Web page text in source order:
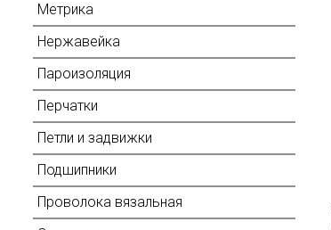
Метрика
Нержавейка
Пароизоляция
Перчатки
Петли и задвижки
Подшипники
Проволока вязальная